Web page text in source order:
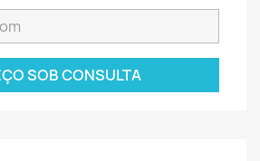
SOB CONSULTA